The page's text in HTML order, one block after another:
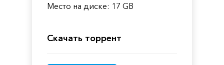
Место на диске: 17 GB
Скачать торрент